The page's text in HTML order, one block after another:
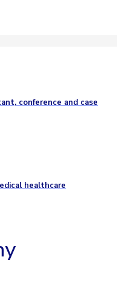
conference and case
healthcare